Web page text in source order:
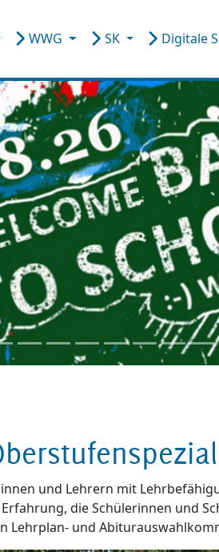
WWG SK Digitale
und Lehrern mit
die Schülerinnen und
Lehrplan- und